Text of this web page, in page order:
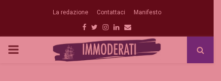
La redazione Contattaci Manifesto
Facebook
Twitter
Instagram
Linkedin
Email
PRIMARY